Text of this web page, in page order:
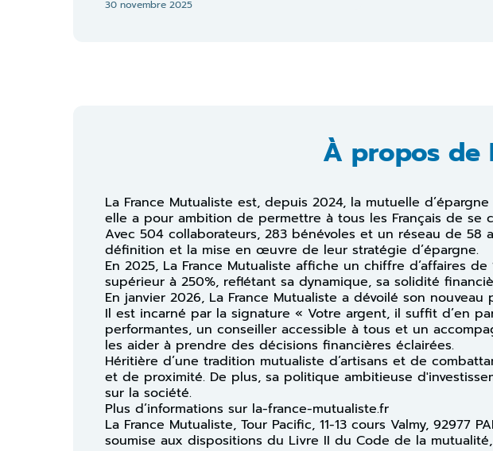
30 novembre 2025
À propos de
La France Mutualiste est, depuis 2024, la mutuelle
elle a pour ambition de permettre à tous les Français de
Avec 504 collaborateurs, 283 bénévoles et un réseau de 58
définition et la mise en œuvre de leur stratégie d’épargne.
En 2025, La France Mutualiste affiche un chiffre d’affaires
supérieur à 250%, reflétant sa dynamique, sa solidité
En janvier 2026, La France Mutualiste a dévoilé son
Il est incarné par la signature « Votre argent, il suffit d’en
performantes, un conseiller accessible à tous et un
les aider à prendre des décisions financières éclairées.
Héritière d’une tradition mutualiste d’artisans et de
et de proximité. De plus, sa politique ambitieuse
sur la société.
Plus d’informations sur la-france-mutualiste.fr
La France Mutualiste, Tour Pacific, 11-13 cours Valmy, 92977
soumise aux dispositions du Livre II du Code de la mutualité,